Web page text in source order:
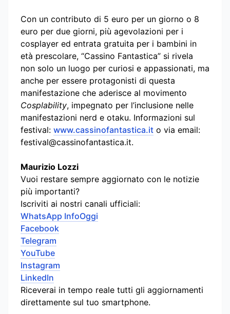
Con un contributo di 5 euro per un giorno o 8
euro per due giorni, più agevolazioni per i
cosplayer ed entrata gratuita per i bambini in
età prescolare, “Cassino Fantastica” si rivela
non solo un luogo per curiosi e appassionati, ma
anche per essere protagonisti di questa
manifestazione che aderisce al movimento
Cosplability, impegnato per l’inclusione nelle
manifestazioni nerd e otaku. Informazioni sul
festival: www.cassinofantastica.it o via email:
festival@cassinofantastica.it.
Maurizio Lozzi
Vuoi restare sempre aggiornato con le notizie
più importanti?
Iscriviti ai nostri canali ufficiali:
WhatsApp InfoOggi
Facebook
Telegram
YouTube
Instagram
LinkedIn
Riceverai in tempo reale tutti gli aggiornamenti
direttamente sul tuo smartphone.